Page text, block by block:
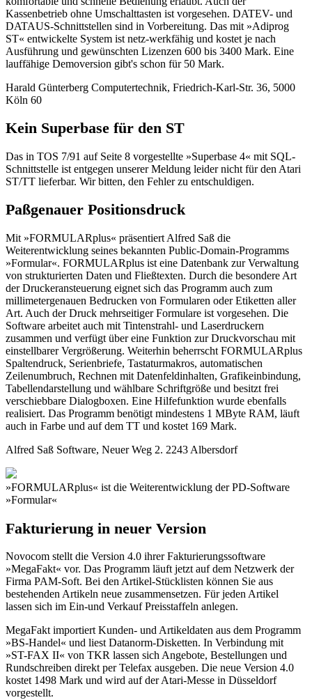
Kassenbetrieb ohne Umschalttasten ist vorgesehen. DATEV- und
DATAUS-Schnittstellen sind in Vorbereitung. Das mit »Adiprog
ST« entwickelte System ist netz-werkfähig und kostet je nach
Ausführung und gewünschten Lizenzen 600 bis 3400 Mark. Eine
lauffähige Demoversion gibt's schon für 50 Mark.
Harald Günterberg Computertechnik, Friedrich-Karl-Str. 36, 5000
Köln 60
Kein Superbase für den ST
Das in TOS 7/91 auf Seite 8 vorgestellte »Superbase 4« mit SQL-
Schnittstelle ist entgegen unserer Meldung leider nicht für den Atari
ST/TT lieferbar. Wir bitten, den Fehler zu entschuldigen.
Paßgenauer Positionsdruck
Mit »FORMULARplus« präsentiert Alfred Saß die
Weiterentwicklung seines bekannten Public-Domain-Programms
»Formular«. FORMULARplus ist eine Datenbank zur Verwaltung
von strukturierten Daten und Fließtexten. Durch die besondere Art
der Druckeransteuerung eignet sich das Programm auch zum
millimetergenauen Bedrucken von Formularen oder Etiketten aller
Art. Auch der Druck mehrseitiger Formulare ist vorgesehen. Die
Software arbeitet auch mit Tintenstrahl- und Laserdruckern
zusammen und verfügt über eine Funktion zur Druckvorschau mit
einstellbarer Vergrößerung. Weiterhin beherrscht FORMULARplus
Spaltendruck, Serienbriefe, Tastaturmakros, automatischen
Zeilenumbruch, Rechnen mit Datenfeldinhalten, Grafikeinbindung,
Tabellendarstellung und wählbare Schriftgröße und besitzt frei
verschiebbare Dialogboxen. Eine Hilfefunktion wurde ebenfalls
realisiert. Das Programm benötigt mindestens 1 MByte RAM, läuft
auch in Farbe und auf dem TT und kostet 169 Mark.
Alfred Saß Software, Neuer Weg 2. 2243 Albersdorf
»FORMULARplus« ist die Weiterentwicklung der PD-Software
»Formular«
Fakturierung in neuer Version
Novocom stellt die Version 4.0 ihrer Fakturierungssoftware
»MegaFakt« vor. Das Programm läuft jetzt auf dem Netzwerk der
Firma PAM-Soft. Bei den Artikel-Stücklisten können Sie aus
bestehenden Artikeln neue zusammensetzen. Für jeden Artikel
lassen sich im Ein-und Verkauf Preisstaffeln anlegen.
MegaFakt importiert Kunden- und Artikeldaten aus dem Programm
»BS-Handel« und liest Datanorm-Disketten. In Verbindung mit
»ST-FAX II« von TKR lassen sich Angebote, Bestellungen und
Rundschreiben direkt per Telefax ausgeben. Die neue Version 4.0
kostet 1498 Mark und wird auf der Atari-Messe in Düsseldorf
vorgestellt.